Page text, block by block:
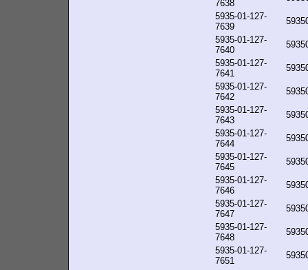
7638
5935-01-127-
7639
5935-01-127-
7640
5935-01-127-
7641
5935-01-127-
7642
5935-01-127-
7643
5935-01-127-
7644
5935-01-127-
7645
5935-01-127-
7646
5935-01-127-
7647
5935-01-127-
7648
5935-01-127-
7651